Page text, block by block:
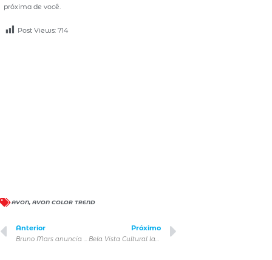
próxima de você.
Post Views: 714
AVON, AVON COLOR TREND
Anterior Próximo